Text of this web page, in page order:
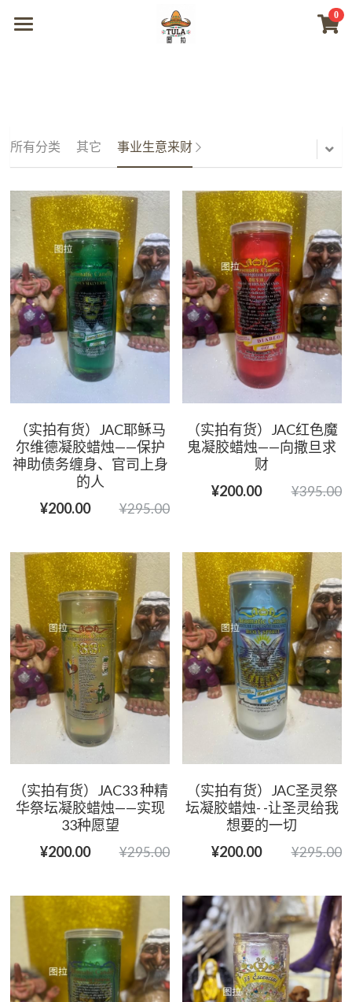
0
我们
联系及问题
登录
搜索
微信联系
所有分类 其它 事业生意来财
（实拍有货）JAC耶稣马
尔维德凝胶蜡烛——保护
神助债务缠身、官司上身
的人
¥200.00
¥295.00
（实拍有货）JAC红色魔
鬼凝胶蜡烛——向撒旦求
财
¥200.00
¥395.00
（实拍有货）JAC33 种精
华祭坛凝胶蜡烛——实现
33种愿望
¥200.00
¥295.00
（实拍有货）JAC圣灵祭
坛凝胶蜡烛- -让圣灵给我
想要的一切
¥200.00
¥295.00
×
商品分类